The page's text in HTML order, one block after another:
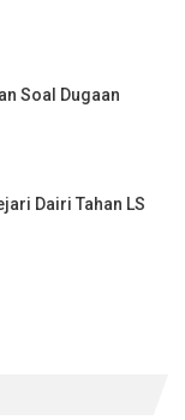
Soal Dugaan
Dairi Tahan LS